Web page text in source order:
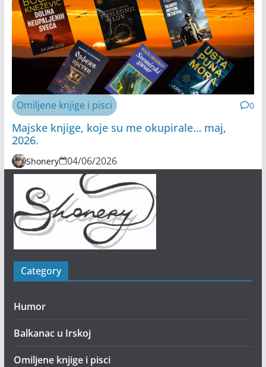
Omiljene knjige i pisci 0
Majske knjige, koje su me okupirale… maj,
2026.
Shonery 04/06/2026
Category
Humor
Balkanac u Irskoj
Omiljene knjige i pisci